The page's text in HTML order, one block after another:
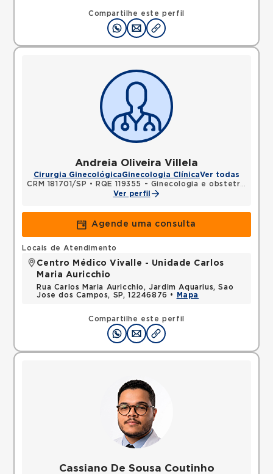
Compartilhe este perfil
Andreia Oliveira Villela
Cirurgia GinecológicaGinecologia ClínicaVer todas
CRM 181701/SP •
RQE 119355 - Ginecologia e obstetrícia
Ver perfil
Agende uma consulta
Compartilhe este perfil
Locais de Atendimento
Centro Médico Vivalle - Unidade Carlos
Maria Auricchio
Rua Carlos Maria Auricchio, Jardim Aquarius, Sao
Jose dos Campos, SP, 12246876 •
Mapa
Cassiano De Sousa Coutinho